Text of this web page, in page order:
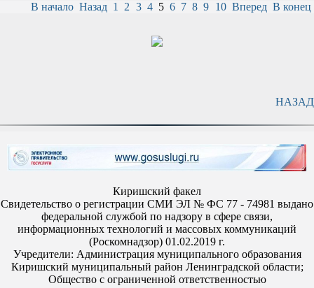
В начало Назад 1 2 3 4 5 6 7 8 9 10 Вперед В конец
НАЗАД
Киришский факел
Свидетельство о регистрации СМИ ЭЛ № ФС 77 - 74981 выдано
федеральной службой по надзору в сфере связи,
информационных технологий и массовых коммуникаций
(Роскомнадзор) 01.02.2019 г.
Учредители: Администрация муниципального образования
Киришский муниципальный район Ленинградской области;
Общество с ограниченной ответственностью